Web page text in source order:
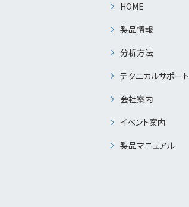
HOME
製品情報
分析方法
テクニカルサポート
会社案内
イベント案内
製品マニュアル